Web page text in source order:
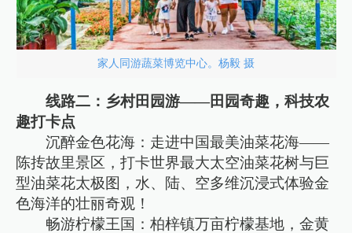
家人同游蔬菜博览中心。杨毅 摄
线路二：乡村田园游——田园奇趣，科技农
趣打卡点
沉醉金色花海：走进中国最美油菜花海——
陈抟故里景区，打卡世界最大太空油菜花树与巨
型油菜花太极图，水、陆、空多维沉浸式体验金
色海洋的壮丽奇观！
畅游柠檬王国：柏梓镇万亩柠檬基地，金黄